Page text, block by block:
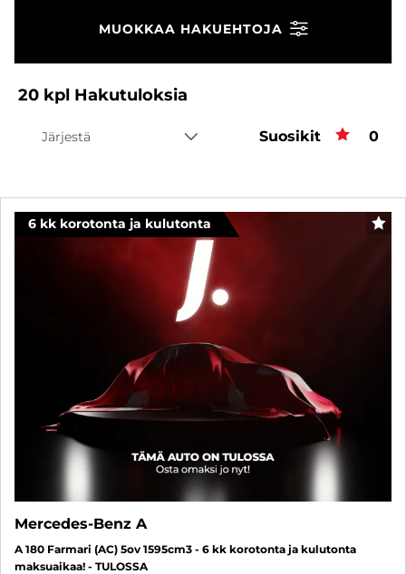
MUOKKAA HAKUEHTOJA
20 kpl Hakutuloksia
Järjestä Suosikit 0
6 kk korotonta ja kulutonta
Mercedes-Benz A
A 180 Farmari (AC) 5ov 1595cm3 - 6 kk korotonta ja kulutonta
maksuaikaa! - TULOSSA